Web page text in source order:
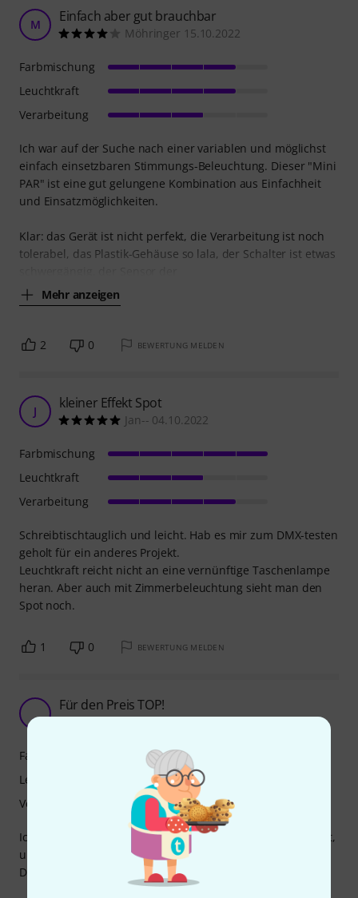
M Einfach aber gut brauchbar
Möhringer 15.10.2022
Ich war auf der Suche nach einer variablen und möglichst
einfach einsetzbaren Stimmungs-Beleuchtung. Dieser "Mini
PAR" ist eine gut gelungene Kombination aus Einfachheit
und Einsatzmöglichkeiten.
Klar: das Gerät ist nicht perfekt, die Verarbeitung ist noch
tolerabel, das Plastik-Gehäuse so lala, der Schalter ist etwas
Mehr anzeigen
Farbmischung
Leuchtkraft
Verarbeitung
2 0 BEWERTUNG MELDEN
J kleiner Effekt Spot
Jan-- 04.10.2022
Schreibtischtauglich und leicht. Hab es mir zum DMX-testen
geholt für ein anderes Projekt.
Leuchtkraft reicht nicht an eine vernünftige Taschenlampe
heran. Aber auch mit Zimmerbeleuchtung sieht man den
Spot noch.
Farbmischung
Leuchtkraft
Verarbeitung
1 0 BEWERTUNG MELDEN
_ Für den Preis TOP!
Ich habe nach einem günstigen Akku Scheinwerfer gesucht,
und ihn gefunden.
Dieser Scheinwerfer ist für das Geld Top!
Farbmischung
Leuchtkraft
Verarbeitung